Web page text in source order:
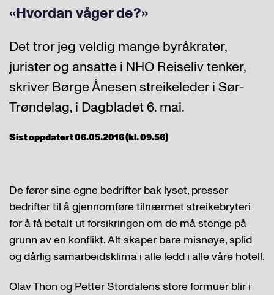
«Hvordan våger de?»
Det tror jeg veldig mange byråkrater,
jurister og ansatte i NHO Reiseliv tenker,
skriver Børge Ånesen streikeleder i Sør-
Trøndelag, i Dagbladet 6. mai.
Sist oppdatert 06.05.2016 (kl. 09.56)
De fører sine egne bedrifter bak lyset, presser
bedrifter til å gjennomføre tilnærmet streikebryteri
for å få betalt ut forsikringen om de må stenge på
grunn av en konflikt. Alt skaper bare misnøye, splid
og dårlig samarbeidsklima i alle ledd i alle våre hotell.
Olav Thon og Petter Stordalens store formuer blir i